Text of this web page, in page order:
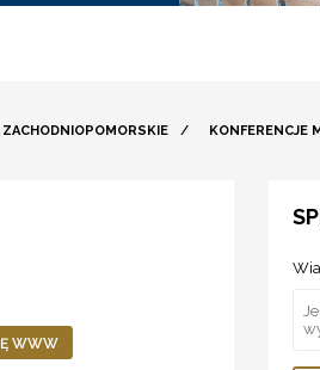
ZACHODNIOPOMORSKIE / KONFERENCJE
WWW